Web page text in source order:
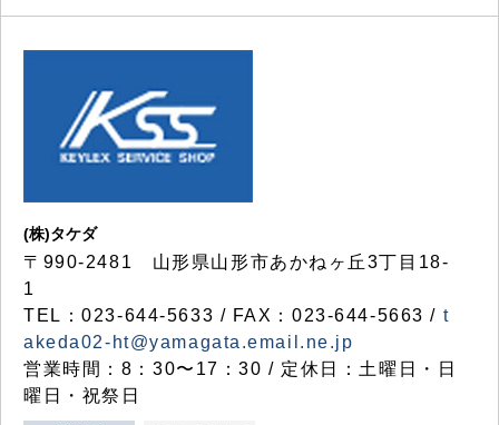
(株)タケダ
〒990-2481 山形県山形市あかねヶ丘3丁目18-
1
TEL：023-644-5633 / FAX：023-644-5663 / t
akeda02-ht@yamagata.email.ne.jp
営業時間：8：30〜17：30 / 定休日：土曜日・日
曜日・祝祭日